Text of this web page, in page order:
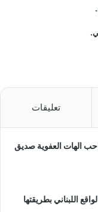
تعليقات
الهات العفوية صديق
اللبناني بطريقتها